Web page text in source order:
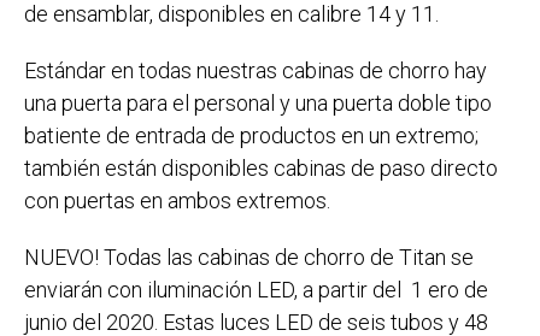
de ensamblar, disponibles en calibre 14 y 11.
Estándar en todas nuestras cabinas de chorro hay
una puerta para el personal y una puerta doble tipo
batiente de entrada de productos en un extremo;
también están disponibles cabinas de paso directo
con puertas en ambos extremos.
NUEVO! Todas las cabinas de chorro de Titan se
enviarán con iluminación LED, a partir del 1 ero de
junio del 2020. Estas luces LED de seis tubos y 48